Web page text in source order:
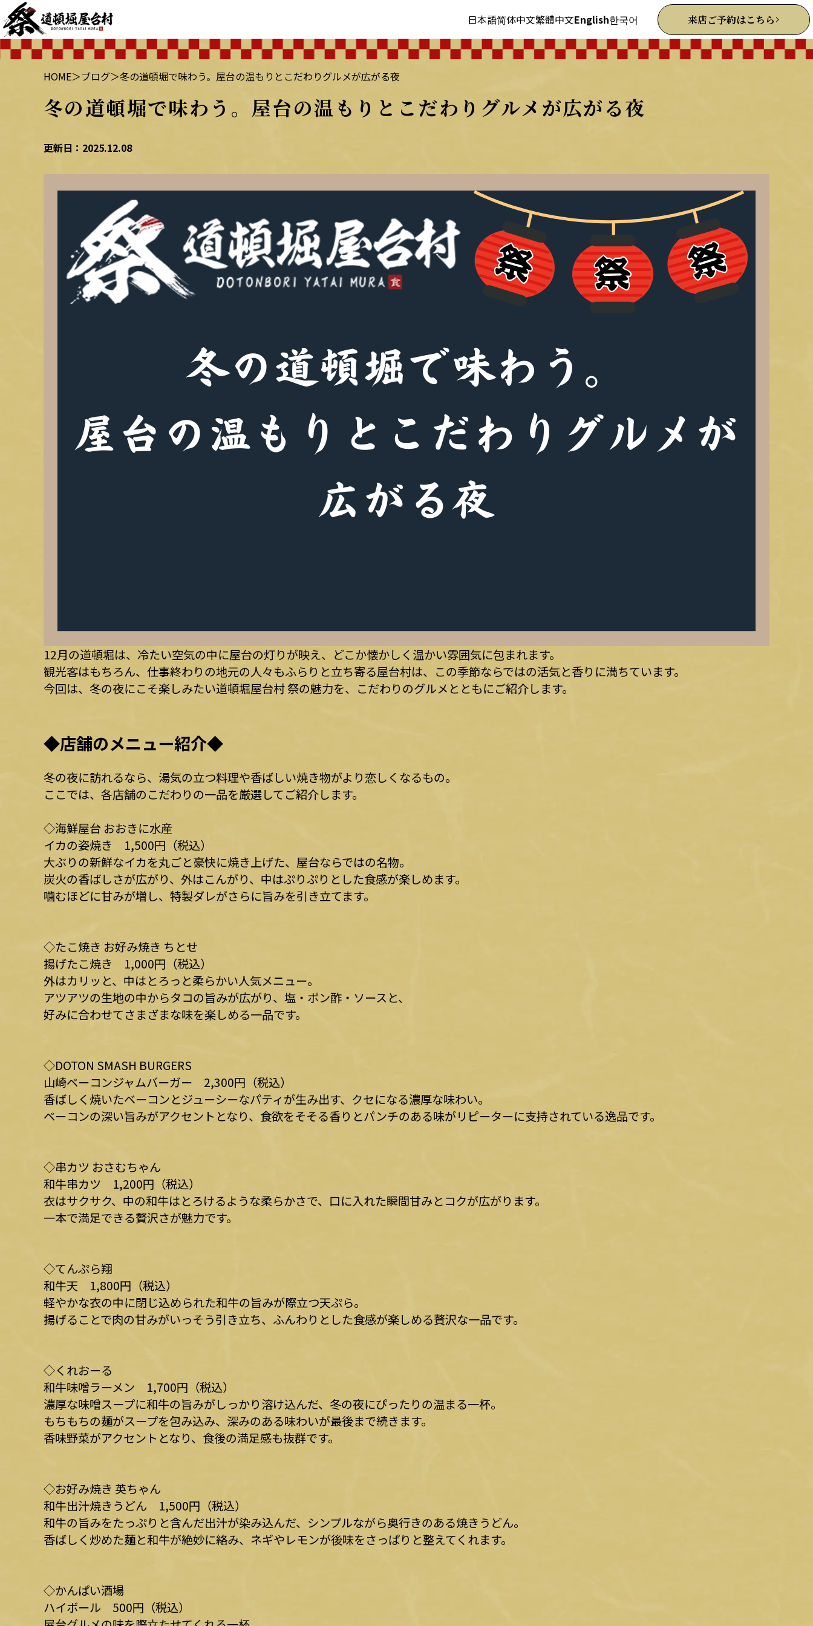
日本語简体中文繁體中文English한국어 来店ご予約はこちら
HOME＞ブログ＞冬の道頓堀で味わう。屋台の温もりとこだわりグルメが広がる夜
冬の道頓堀で味わう。屋台の温もりとこだわりグルメが広がる夜
更新日：2025.12.08
12月の道頓堀は、冷たい空気の中に屋台の灯りが映え、どこか懐かしく温かい雰囲気に包まれます。
観光客はもちろん、仕事終わりの地元の人々もふらりと立ち寄る屋台村は、この季節ならではの活気と香りに満ちています。
今回は、冬の夜にこそ楽しみたい道頓堀屋台村 祭の魅力を、こだわりのグルメとともにご紹介します。
◆店舗のメニュー紹介◆
冬の夜に訪れるなら、湯気の立つ料理や香ばしい焼き物がより恋しくなるもの。
ここでは、各店舗のこだわりの一品を厳選してご紹介します。
◇海鮮屋台 おおきに水産
イカの姿焼き 1,500円（税込）
大ぶりの新鮮なイカを丸ごと豪快に焼き上げた、屋台ならではの名物。
炭火の香ばしさが広がり、外はこんがり、中はぷりぷりとした食感が楽しめます。
噛むほどに甘みが増し、特製ダレがさらに旨みを引き立てます。
◇たこ焼き お好み焼き ちとせ
揚げたこ焼き 1,000円（税込）
外はカリッと、中はとろっと柔らかい人気メニュー。
アツアツの生地の中からタコの旨みが広がり、塩・ポン酢・ソースと、
好みに合わせてさまざまな味を楽しめる一品です。
◇DOTON SMASH BURGERS
山崎ベーコンジャムバーガー 2,300円（税込）
香ばしく焼いたベーコンとジューシーなパティが生み出す、クセになる濃厚な味わい。
ベーコンの深い旨みがアクセントとなり、食欲をそそる香りとパンチのある味がリピーターに支持されている逸品です。
◇串カツ おさむちゃん
和牛串カツ 1,200円（税込）
衣はサクサク、中の和牛はとろけるような柔らかさで、口に入れた瞬間甘みとコクが広がります。
一本で満足できる贅沢さが魅力です。
◇てんぷら翔
和牛天 1,800円（税込）
軽やかな衣の中に閉じ込められた和牛の旨みが際立つ天ぷら。
揚げることで肉の甘みがいっそう引き立ち、ふんわりとした食感が楽しめる贅沢な一品です。
◇くれおーる
和牛味噌ラーメン 1,700円（税込）
濃厚な味噌スープに和牛の旨みがしっかり溶け込んだ、冬の夜にぴったりの温まる一杯。
もちもちの麺がスープを包み込み、深みのある味わいが最後まで続きます。
香味野菜がアクセントとなり、食後の満足感も抜群です。
◇お好み焼き 英ちゃん
和牛出汁焼きうどん 1,500円（税込）
和牛の旨みをたっぷりと含んだ出汁が染み込んだ、シンプルながら奥行きのある焼きうどん。
香ばしく炒めた麺と和牛が絶妙に絡み、ネギやレモンが後味をさっぱりと整えてくれます。
◇かんぱい酒場
ハイボール 500円（税込）